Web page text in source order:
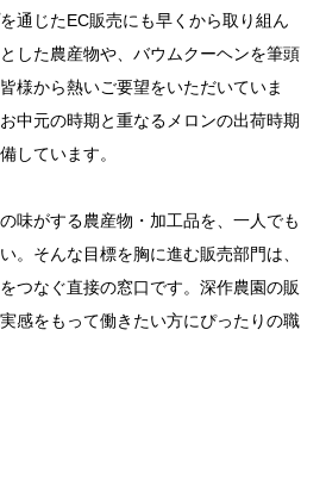
通じたEC販売にも早くから取り組ん
した農産物や、バウムクーヘンを筆頭
様から熱いご要望をいただいていま
中元の時期と重なるメロンの出荷時期
しています。
味がする農産物・加工品を、一人でも
。そんな目標を胸に進む販売部門は、
つなぐ直接の窓口です。深作農園の販
感をもって働きたい方にぴったりの職